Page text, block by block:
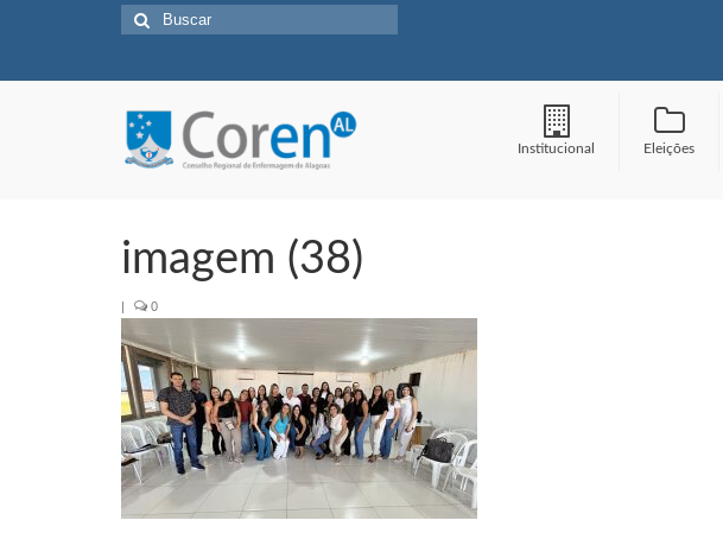
Buscar
por:
Institucional Eleições
imagem (38)
| 0